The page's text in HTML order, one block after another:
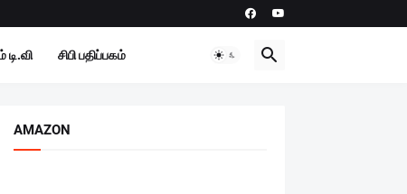
டி.வி சிபி பதிப்பகம்
AMAZON